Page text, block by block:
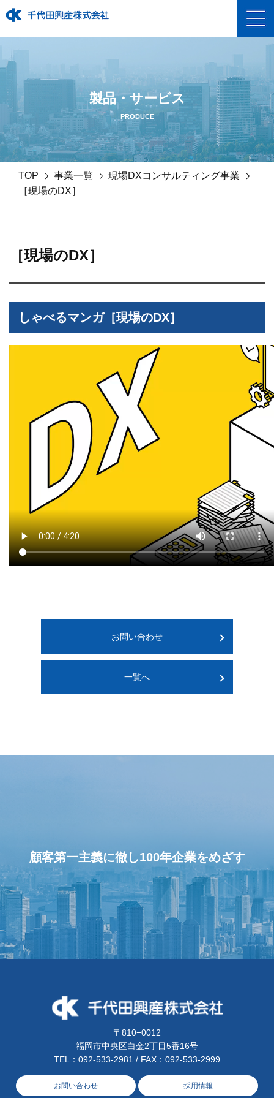
製品・サービス
PRODUCE
TOP 事業一覧
現場DXコンサルティング事業
［現場のDX］
［現場のDX］
しゃべるマンガ［現場のDX］
お問い合わせ
一覧へ
顧客第一主義に徹し100年企業をめざす
〒810−0012
福岡市中央区白金2丁目5番16号
TEL： 092-533-2981 / FAX：092-533-2999
お問い合わせ 採用情報